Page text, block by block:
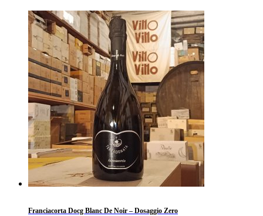
Franciacorta Docg Blanc De Noir – Dosaggio Zero